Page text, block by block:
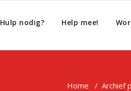
Hulp nodig? Help mee!
Home / Archief